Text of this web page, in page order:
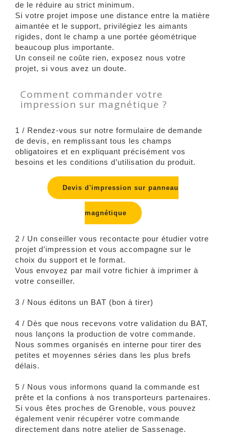
de le réduire au strict minimum.
Si votre projet impose une distance entre la matière
aimantée et le support, privilégiez les aimants
rigides, dont le champ a une portée géométrique
beaucoup plus importante.
Un conseil ne coûte rien, exposez nous votre
projet, si vous avez un doute.
Comment commander votre
impression sur magnétique ?
1 / Rendez-vous sur notre formulaire de demande
de devis, en remplissant tous les champs
obligatoires et en expliquant précisément vos
besoins et les conditions d’utilisation du produit.
Devis d'impression sur panneau
magnétique
2 / Un conseiller vous recontacte pour étudier votre
projet d’impression et vous accompagne sur le
choix du support et le format.
Vous envoyez par mail votre fichier à imprimer à
votre conseiller.
3 / Nous éditons un BAT (bon à tirer)
4 / Dès que nous recevons votre validation du BAT,
nous lançons la production de votre commande.
Nous sommes organisés en interne pour tirer des
petites et moyennes séries dans les plus brefs
délais.
5 / Nous vous informons quand la commande est
prête et la confions à nos transporteurs partenaires.
Si vous êtes proches de Grenoble, vous pouvez
également venir récupérer votre commande
directement dans notre atelier de Sassenage.